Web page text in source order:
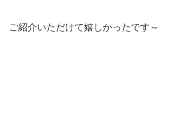
ご紹介いただけて嬉しかったです～